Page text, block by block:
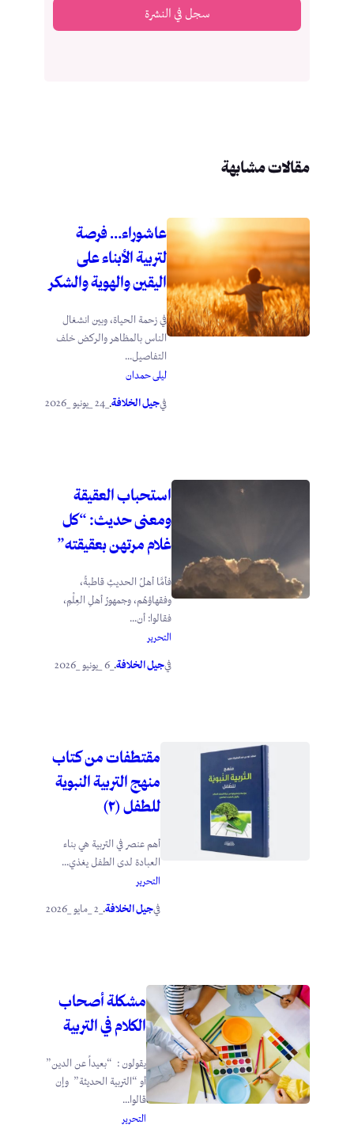
سجل في النشرة
مقالات مشابهة
عاشوراء… فرصة
لتربية الأبناء على
اليقين والهوية والشكر
في زحمة الحياة، وبين انشغال
الناس بالمظاهر والركض خلف
التفاصيل...
ليلى حمدان
فيجيل الخلافة.
استحباب العقيقة
ومعنى حديث: “كل
غلام مرتهن بعقيقته”
فأمَّا أهلُ الحديثِ قاطبةً،
وفقهاؤهُم، وجمهورُ أهلِ العِلْمِ،
فقالوا: أن...
التحرير
فيجيل الخلافة.
مقتطفات من كتاب
منهج التربية النبوية
للطفل (٢)
أهم عنصر في التربية هي بناء
العبادة لدى الطفل يغذي...
التحرير
فيجيل الخلافة.
مشكلة أصحاب
الكلام في التربية
يقولون : “بعيداً عن الدين”
أو “التربية الحديثة” وإن
قالوا...
التحرير